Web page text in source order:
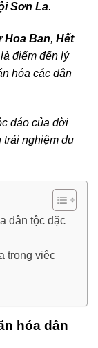
Sơn La.
Hoa Ban, Hết
điểm đến lý
hóa các dân
đáo của đời
trải nghiệm du
dân tộc đặc
trong việc
hóa dân